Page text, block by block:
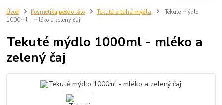
Úvod Kosmetika|péče o tělo Tekutá a tuhá mýdla
Tekuté mýdlo
1000ml - mléko a zelený čaj
Tekuté mýdlo 1000ml - mléko a
zelený čaj